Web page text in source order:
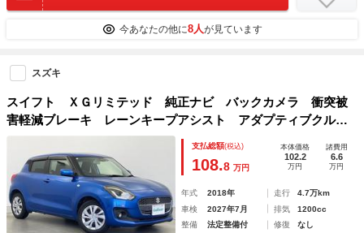
今あなたの他に8人が見ています
スズキ
スイフト ＸＧリミテッド 純正ナビ バックカメラ 衝突被
害軽減ブレーキ レーンキープアシスト アダプティブクルー
ズコントロール オートマチックハイビーム シートヒータ
ー ドライブレコーダー前方 ＥＴＣ ＬＥＤヘッドライト
支払総額(税込)
108.8 万円
本体価格
102.2
万円
諸費用
6.6
万円
年式 2018年 走行
4.7万km
車検
2027年7月 排気
1200cc
整備
法定整備付 修復
なし